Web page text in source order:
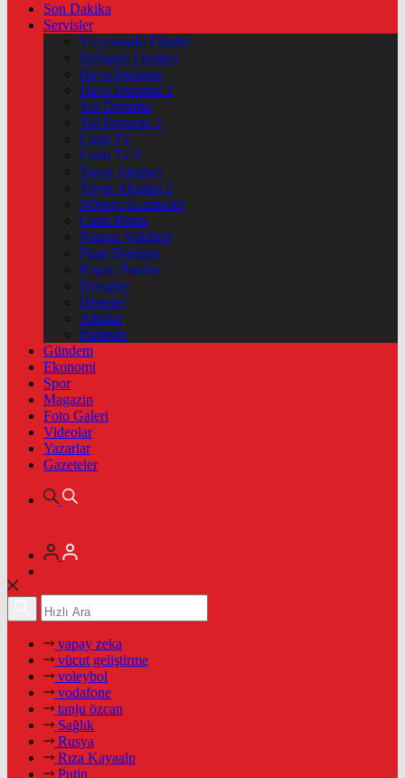
Son Dakika
Servisler
Vizyondaki Filmler
Haftanin Filmleri
Hava Durumu
Hava Durumu 2
Yol Durumu
Yol Durumu 2
Canlı Tv
Canlı Tv 2
Yayın Akışları
Yayın Akışları 2
Nöbetçi Eczaneler
Canlı Borsa
Namaz Vakitleri
Puan Durumu
Kripto Paralar
Dövizler
Hisseler
Altınlar
Pariteler
Gündem
Ekonomi
Spor
Magazin
Foto Galeri
Videolar
Yazarlar
Gazeteler
yapay zeka
vücut geliştirme
voleybol
vodafone
tanju özcan
Sağlık
Rusya
Rıza Kayaalp
Putin